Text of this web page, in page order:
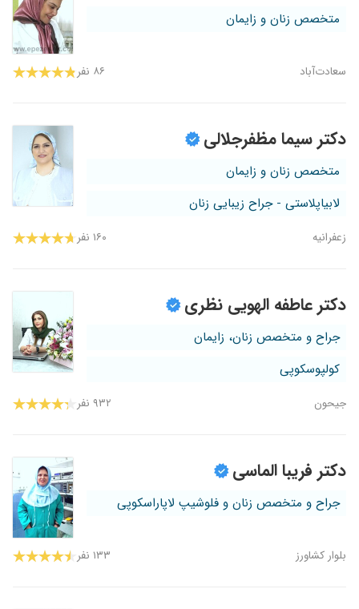
متخصص زنان و زایمان
سعادت‌آباد ۸۶ نفر
دکتر سیما مظفرجلالی
متخصص زنان و زایمان
لابیاپلاستی - جراح زیبایی زنان
زعفرانیه ۱۶۰ نفر
دکتر عاطفه الهویی نظری
جراح و متخصص زنان، زایمان
کولپوسکوپی
جیحون ۹۳۲ نفر
دکتر فریبا الماسی
جراح و متخصص زنان و فلوشیپ لاپاراسکوپی
بلوار کشاورز ۱۳۳ نفر